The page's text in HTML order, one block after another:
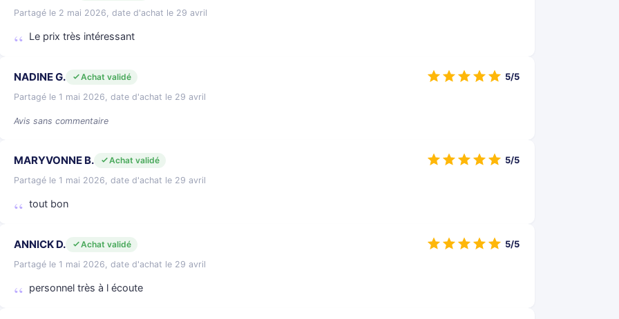
Partagé le 2 mai 2026, date d'achat le 29 avril
Le prix très intéressant
NADINE G.
Achat validé
Partagé le 1 mai 2026, date d'achat le 29 avril
Avis sans commentaire
5/5
MARYVONNE B.
Achat validé
Partagé le 1 mai 2026, date d'achat le 29 avril
tout bon
5/5
ANNICK D.
Achat validé
Partagé le 1 mai 2026, date d'achat le 29 avril
personnel très à l écoute
5/5